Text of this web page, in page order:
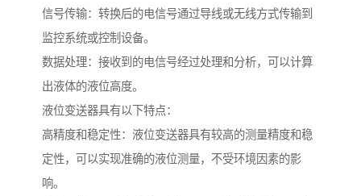
信号传输：转换后的电信号通过导线或无线方式传输到
监控系统或控制设备。
数据处理：接收到的电信号经过处理和分析，可以计算
出液体的液位高度。
液位变送器具有以下特点：
高精度和稳定性：液位变送器具有较高的测量精度和稳
定性，可以实现准确的液位测量，不受环境因素的影
响。